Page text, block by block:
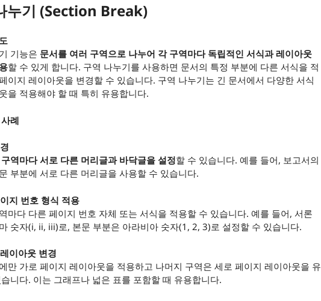
누기 (Section Break)
기능은 문서를 여러 구역으로 나누어 각 구역마다 독립적인 서식과 레이아웃
할 수 있게 합니다. 구역 나누기를 사용하면 문서의 특정 부분에 다른 서식을 적
이지 레이아웃을 변경할 수 있습니다. 구역 나누기는 긴 문서에서 다양한 서식
을 적용해야 할 때 특히 유용합니다.
례
역마다 서로 다른 머리글과 바닥글을 설정할 수 있습니다. 예를 들어, 보고서의
부분에 서로 다른 머리글을 사용할 수 있습니다.
지 번호 형식 적용
마다 다른 페이지 번호 자체 또는 서식을 적용할 수 있습니다. 예를 들어, 서론
숫자(i, ii, iii)로, 본문 부분은 아라비아 숫자(1, 2, 3)로 설정할 수 있습니다.
이아웃 변경
만 가로 페이지 레이아웃을 적용하고 나머지 구역은 세로 페이지 레이아웃을 유
니다. 이는 그래프나 넓은 표를 포함할 때 유용합니다.